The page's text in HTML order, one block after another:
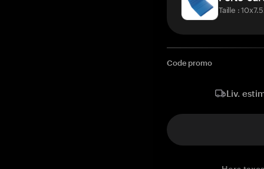
Taille :
Code promo
Liv.